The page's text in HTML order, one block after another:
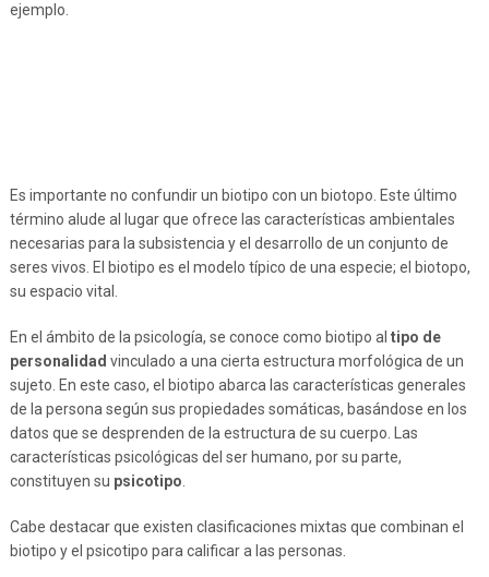
ejemplo.
Es importante no confundir un biotipo con un biotopo. Este último
término alude al lugar que ofrece las características ambientales
necesarias para la subsistencia y el desarrollo de un conjunto de
seres vivos. El biotipo es el modelo típico de una especie; el biotopo,
su espacio vital.
En el ámbito de la psicología, se conoce como biotipo al tipo de
personalidad vinculado a una cierta estructura morfológica de un
sujeto. En este caso, el biotipo abarca las características generales
de la persona según sus propiedades somáticas, basándose en los
datos que se desprenden de la estructura de su cuerpo. Las
características psicológicas del ser humano, por su parte,
constituyen su psicotipo
Cabe destacar que existen clasificaciones mixtas que combinan el
biotipo y el psicotipo para calificar a las personas.